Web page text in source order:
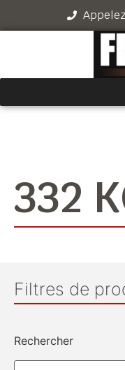
332
Filtres de
Rechercher